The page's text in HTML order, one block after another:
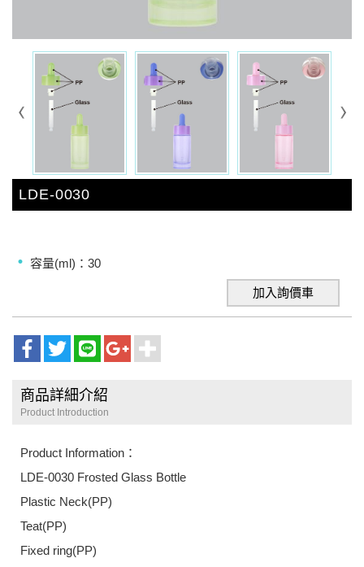
LDE-0030
容量(ml)：30
加入詢價車
商品詳細介紹
Product Introduction
Product Information：
LDE-0030 Frosted Glass Bottle
Plastic Neck(PP)
Teat(PP)
Fixed ring(PP)